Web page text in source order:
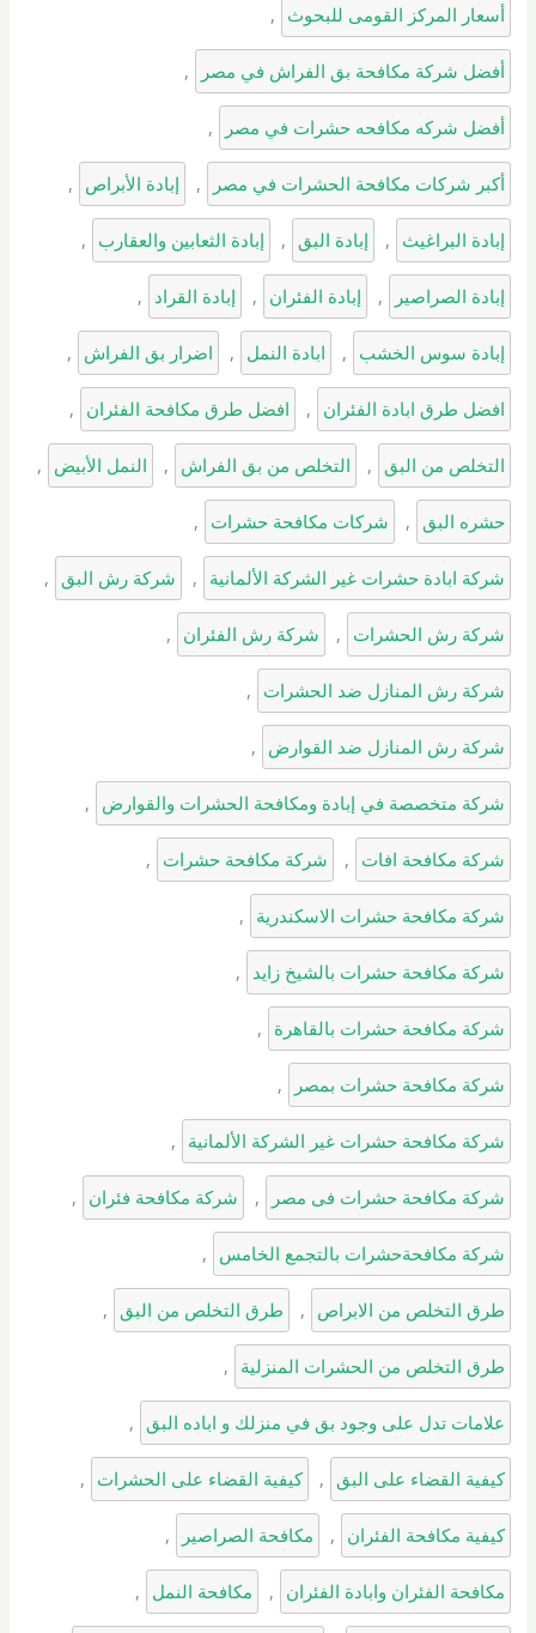
أسعار المركز القومى للبحوث ,
أفضل شركة مكافحة بق الفراش في مصر ,
أفضل شركه مكافحه حشرات في مصر ,
أكبر شركات مكافحة الحشرات في مصر , إبادة الأبراص ,
إبادة البراغيث , إبادة البق , إبادة الثعابين والعقارب ,
إبادة الصراصير , إبادة الفئران , إبادة القراد ,
إبادة سوس الخشب , ابادة النمل , اضرار بق الفراش ,
افضل طرق ابادة الفئران , افضل طرق مكافحة الفئران ,
التخلص من البق , التخلص من بق الفراش , النمل الأبيض ,
حشره البق , شركات مكافحة حشرات ,
شركة ابادة حشرات غير الشركة الألمانية , شركة رش البق ,
شركة رش الحشرات , شركة رش الفئران ,
شركة رش المنازل ضد الحشرات ,
شركة رش المنازل ضد القوارض ,
شركة متخصصة في إبادة ومكافحة الحشرات والقوارض ,
شركة مكافحة افات , شركة مكافحة حشرات ,
شركة مكافحة حشرات الاسكندرية ,
شركة مكافحة حشرات بالشيخ زايد ,
شركة مكافحة حشرات بالقاهرة ,
شركة مكافحة حشرات بمصر ,
شركة مكافحة حشرات غير الشركة الألمانية ,
شركة مكافحة حشرات فى مصر , شركة مكافحة فئران ,
شركة مكافحةحشرات بالتجمع الخامس ,
طرق التخلص من الابراص , طرق التخلص من البق ,
طرق التخلص من الحشرات المنزلية ,
علامات تدل على وجود بق في منزلك و اباده البق ,
كيفية القضاء على البق , كيفية القضاء على الحشرات ,
كيفية مكافحة الفئران , مكافحة الصراصير ,
مكافحة الفئران وابادة الفئران , مكافحة النمل ,